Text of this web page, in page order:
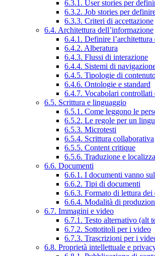
6.3.1. User stories per
6.3.2. Job stories per
6.3.3. Criteri di accettazione
6.4. Architettura dell’informazione
6.4.1. Definire l’architettura
6.4.2. Alberatura
6.4.3. Flussi di interazione
6.4.4. Sistemi di
6.4.5. Tipologie di
6.4.6. Ontologie e standard
6.4.7. Vocabolari controllati
6.5. Scrittura e linguaggio
6.5.1. Come leggono le
6.5.2. Le regole per un
6.5.3. Microtesti
6.5.4. Scrittura collaborativa
6.5.5. Content critique
6.5.6. Traduzione e
6.6. Documenti
6.6.1. I documenti vanno
6.6.2. Tipi di documenti
6.6.3. Formato di lettura
6.6.4. Modalità di
6.7. Immagini e video
6.7.1. Testo alternativo (alt
6.7.2. Sottotitoli per i video
6.7.3. Trascrizioni per i
6.8. Proprietà intellettuale e